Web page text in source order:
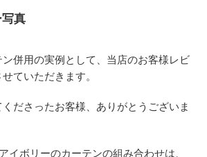
真
併用の実例として、当店のお客様レビ
ていただきます。
くださったお客様、ありがとうございま
イボリーのカーテンの組み合わせは、